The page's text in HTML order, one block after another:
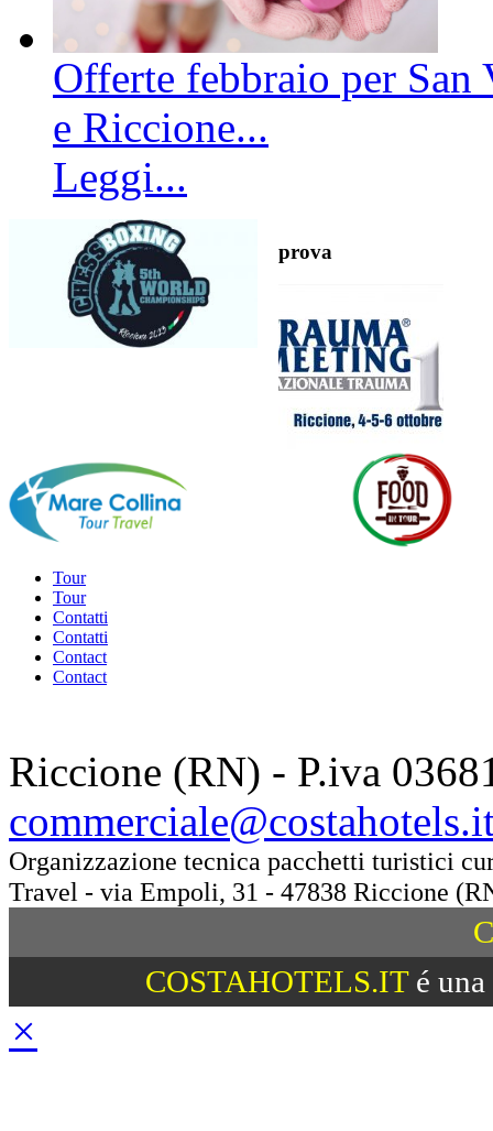
Offerte febbraio per
e Riccione...
Leggi...
prova
Tour
Tour
Contatti
Contatti
Contact
Contact
Riccione (RN) - P.iva
Organizzazione tecnica pacchetti turistici
Travel - via Empoli, 31 - 47838 Riccione
COSTAHOTELS.ITé una
×